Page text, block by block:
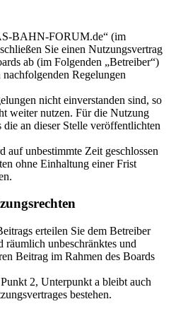
BAHN-FORUM.de“ (im
Sie einen Nutzungsvertrag
ab (im Folgenden „Betreiber“)
Regelungen
nicht einverstanden sind, so
weiter nutzen. Für die Nutzung
an dieser Stelle veröffentlichten
auf unbestimmte Zeit geschlossen
ohne Einhaltung einer Frist
erteilen Sie dem Betreiber
räumlich unbeschränktes und
Beitrag im Rahmen des Boards
2, Unterpunkt a bleibt auch
bestehen.